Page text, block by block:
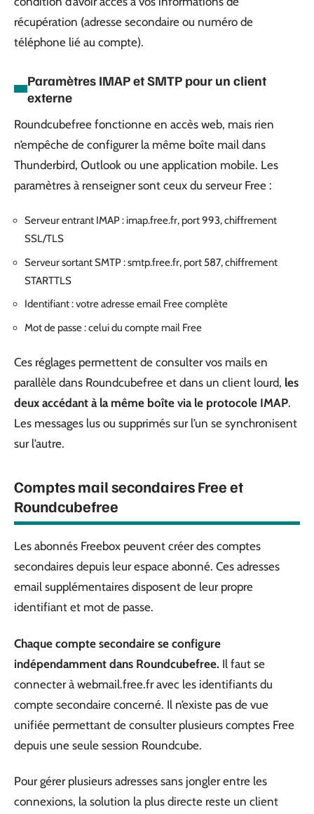
récupération (adresse secondaire ou numéro de
téléphone lié au compte).
Paramètres IMAP et SMTP pour un client
externe
Roundcubefree fonctionne en accès web, mais rien
n’empêche de configurer la même boîte mail dans
Thunderbird, Outlook ou une application mobile. Les
paramètres à renseigner sont ceux du serveur Free :
Serveur entrant IMAP : imap.free.fr, port 993, chiffrement
SSL/TLS
Serveur sortant SMTP : smtp.free.fr, port 587, chiffrement
STARTTLS
Identifiant : votre adresse email Free complète
Mot de passe : celui du compte mail Free
Ces réglages permettent de consulter vos mails en
parallèle dans Roundcubefree et dans un client lourd, les
deux accédant à la même boîte via le protocole IMAP.
Les messages lus ou supprimés sur l’un se synchronisent
sur l’autre.
Comptes mail secondaires Free et
Roundcubefree
Les abonnés Freebox peuvent créer des comptes
secondaires depuis leur espace abonné. Ces adresses
email supplémentaires disposent de leur propre
identifiant et mot de passe.
Chaque compte secondaire se configure
indépendamment dans Roundcubefree. Il faut se
connecter à webmail.free.fr avec les identifiants du
compte secondaire concerné. Il n’existe pas de vue
unifiée permettant de consulter plusieurs comptes Free
depuis une seule session Roundcube.
Pour gérer plusieurs adresses sans jongler entre les
connexions, la solution la plus directe reste un client